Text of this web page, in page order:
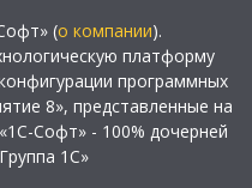
(о компании).
платформу
программных
8», представленные на
Софт» - 100% дочерней
1С»